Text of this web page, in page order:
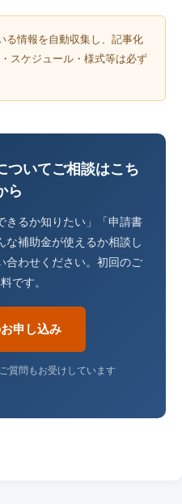
る情報を自動収集し、記事化
スケジュール・様式等は必ず
ついてご相談はこち
ら
きるか知りたい」「申請書
な補助金が使えるか相談し
合わせください。初回のご
です。
申し込み
質問もお受けしています